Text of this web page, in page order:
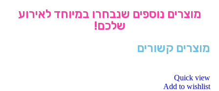
מוצרים נוספים שנבחרו במיוחד לאירוע
שלכם!
מוצרים קשורים
Quick view
Add to wishlist